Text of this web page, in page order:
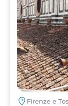
Firenze e